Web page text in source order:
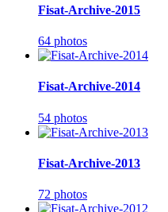
Fisat-Archive-2015
64 photos
Fisat-Archive-2014
54 photos
Fisat-Archive-2013
72 photos